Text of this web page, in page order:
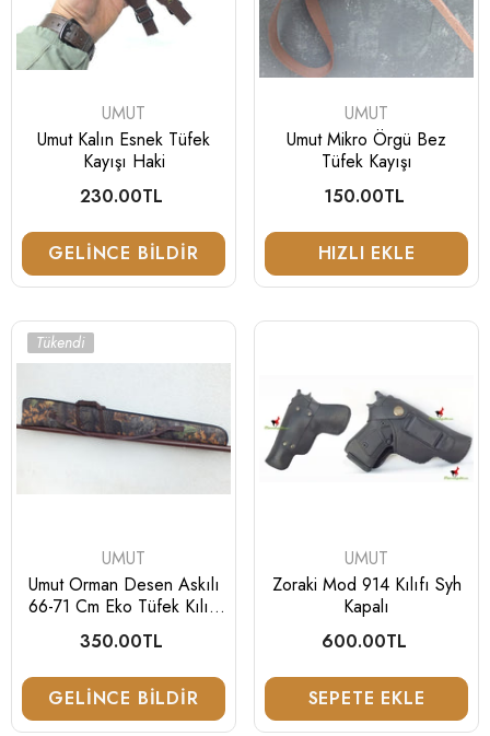
SATICI:
UMUT
Umut Kalın Esnek Tüfek
Kayışı Haki
Normal
230.00TL
GELINCE BILDIR
SATICI:
UMUT
Umut Mikro Örgü Bez
Tüfek Kayışı
Normal
150.00TL
HIZLI EKLE
Tükendi
SATICI:
UMUT
Umut Orman Desen Askılı
66-71 Cm Eko Tüfek Kılıfı
130 Cm
Normal
350.00TL
GELINCE BILDIR
SATICI:
UMUT
Zoraki Mod 914 Kılıfı Syh
Kapalı
Normal
600.00TL
SEPETE EKLE